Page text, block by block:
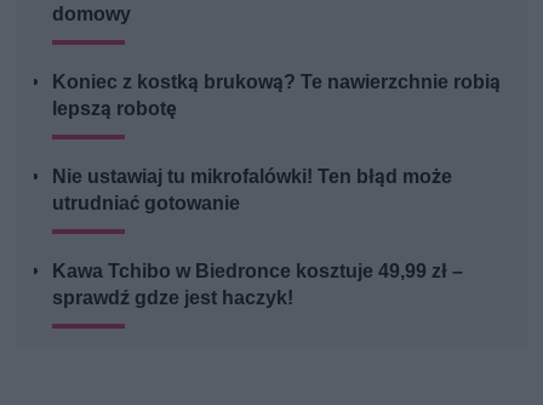
domowy
Koniec z kostką brukową? Te nawierzchnie robią
lepszą robotę
Nie ustawiaj tu mikrofalówki! Ten błąd może
utrudniać gotowanie
Kawa Tchibo w Biedronce kosztuje 49,99 zł –
sprawdź gdze jest haczyk!